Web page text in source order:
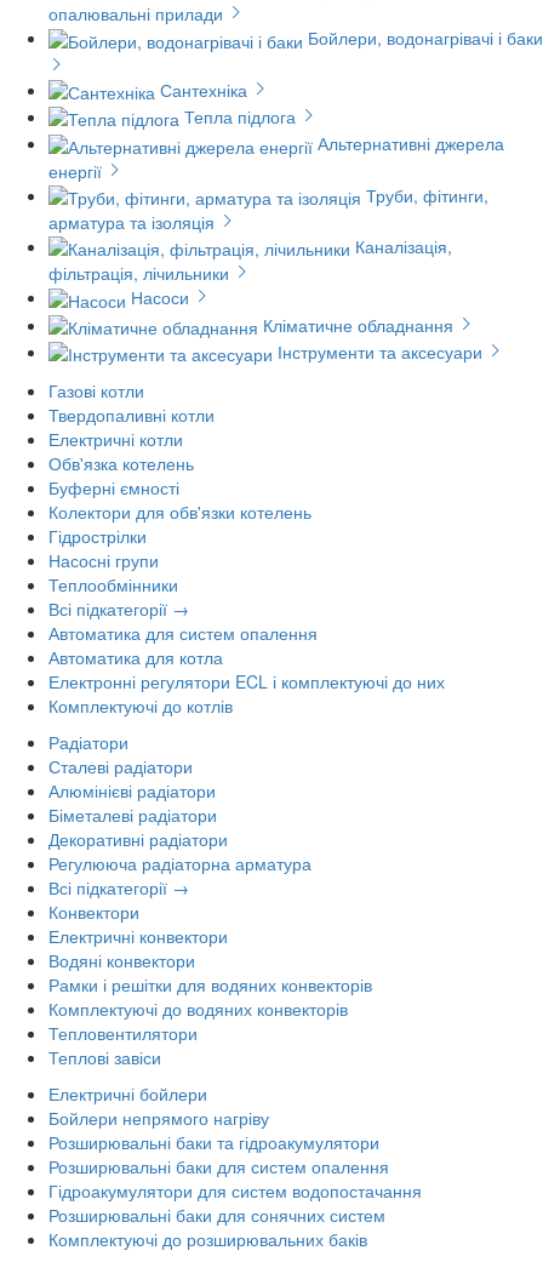
опалювальні прилади
Бойлери, водонагрівачі і баки
Сантехніка
Тепла підлога
Альтернативні джерела
енергії
Труби, фітинги,
арматура та ізоляція
Каналізація,
фільтрація, лічильники
Насоси
Кліматичне обладнання
Інструменти та аксесуари
Газові котли
Твердопаливні котли
Електричні котли
Обв'язка котелень
Буферні ємності
Колектори для обв'язки котелень
Гідрострілки
Насосні групи
Теплообмінники
Всі підкатегорії →
Автоматика для систем опалення
Автоматика для котла
Електронні регулятори ECL і комплектуючі до них
Комплектуючі до котлів
Радіатори
Сталеві радіатори
Алюмінієві радіатори
Біметалеві радіатори
Декоративні радіатори
Регулююча радіаторна арматура
Всі підкатегорії →
Конвектори
Електричні конвектори
Водяні конвектори
Рамки і решітки для водяних конвекторів
Комплектуючі до водяних конвекторів
Тепловентилятори
Теплові завіси
Електричні бойлери
Бойлери непрямого нагріву
Розширювальні баки та гідроакумулятори
Розширювальні баки для систем опалення
Гідроакумулятори для систем водопостачання
Розширювальні баки для сонячних систем
Комплектуючі до розширювальних баків